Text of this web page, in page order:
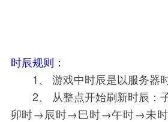
时辰规则：
1、 游戏中时辰是以服务器时
2、 从整点开始刷新时辰：
卯时→辰时→巳时→午时→未